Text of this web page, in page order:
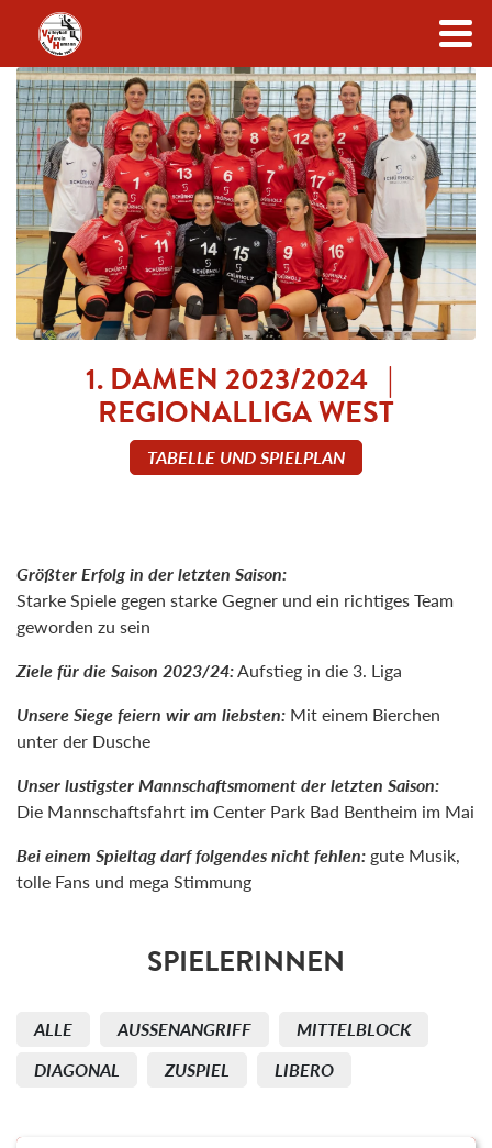
Zum Inhalt
1. DAMEN 2023/2024 |
REGIONALLIGA WEST
TABELLE UND SPIELPLAN
Größter Erfolg in der letzten Saison:
Starke Spiele gegen starke Gegner und ein richtiges Team
geworden zu sein
Ziele für die Saison 2023/24:Aufstieg in die 3. Liga
Unsere Siege feiern wir am liebsten: Mit einem Bierchen
unter der Dusche
Unser lustigster Mannschaftsmoment der letzten Saison:
Die Mannschaftsfahrt im Center Park Bad Bentheim im Mai
Bei einem Spieltag darf folgendes nicht fehlen: gute Musik,
tolle Fans und mega Stimmung
SPIELERINNEN
ALLE AUSSENANGRIFF
MITTELBLOCK
DIAGONAL
ZUSPIEL LIBERO